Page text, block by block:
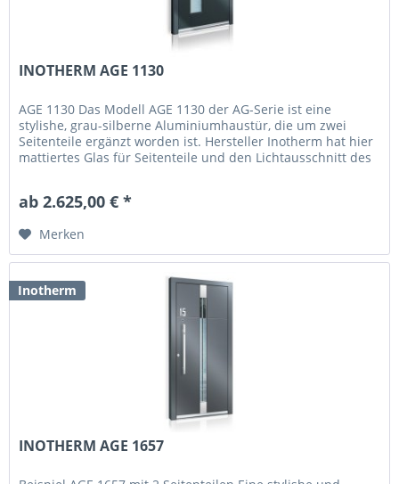
INOTHERM AGE 1130
AGE 1130 Das Modell AGE 1130 der AG-Serie ist eine
stylishe, grau-silberne Aluminiumhaustür, die um zwei
Seitenteile ergänzt worden ist. Hersteller Inotherm hat hier
mattiertes Glas für Seitenteile und den Lichtausschnitt des
ab 2.625,00 € *
Merken
Inotherm
INOTHERM AGE 1657